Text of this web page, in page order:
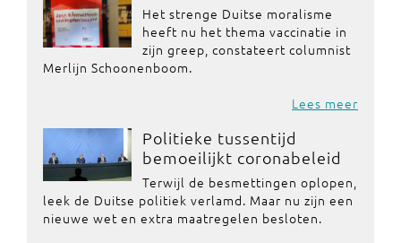
Het strenge Duitse moralisme
heeft nu het thema vaccinatie in
zijn greep, constateert columnist
Merlijn Schoonenboom.
Lees meer
Politieke tussentijd
bemoeilijkt coronabeleid
Terwijl de besmettingen oplopen,
leek de Duitse politiek verlamd. Maar nu zijn een
nieuwe wet en extra maatregelen besloten.